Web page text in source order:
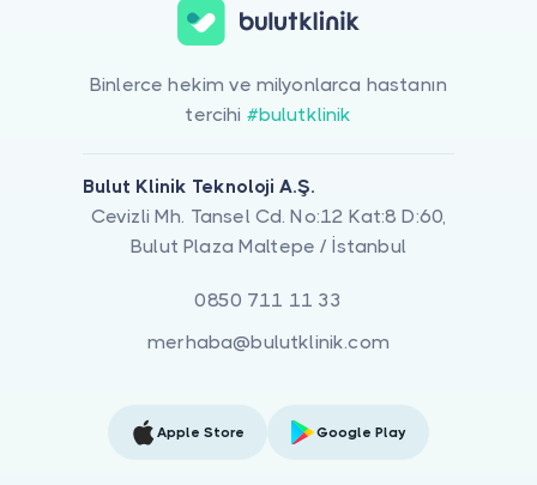
Binlerce hekim ve milyonlarca hastanın
tercihi #bulutklinik
Bulut Klinik Teknoloji A.Ş.
Cevizli Mh. Tansel Cd. No:12 Kat:8 D:60,
Bulut Plaza Maltepe / İstanbul
0850 711 11 33
merhaba@bulutklinik.com
Apple Store Google Play